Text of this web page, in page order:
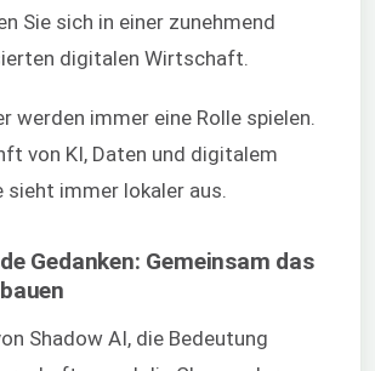
Sie sich in einer zunehmend
digitalen Wirtschaft.
werden immer eine Rolle spielen.
von KI, Daten und digitalem
sieht immer lokaler aus.
Gedanken: Gemeinsam das
Shadow AI, die Bedeutung